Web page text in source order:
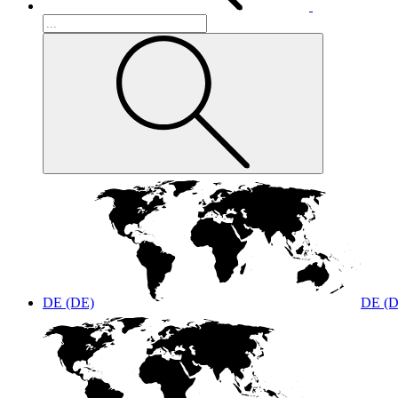
DE (DE) DE